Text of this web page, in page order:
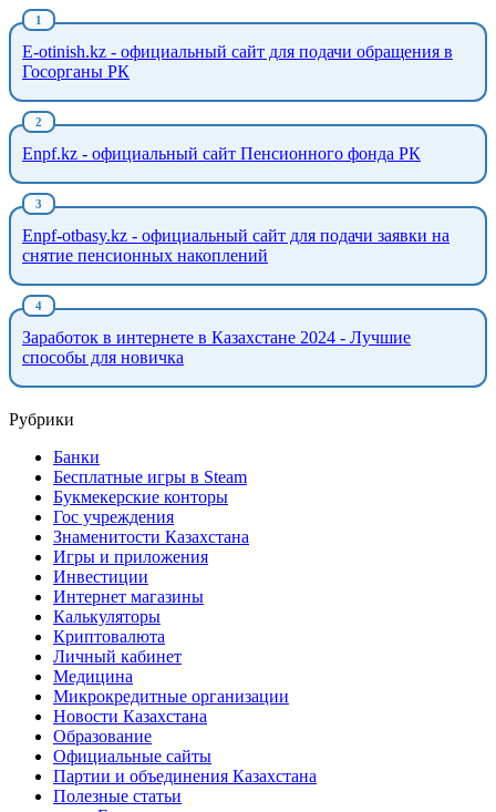
E-otinish.kz - официальный сайт для подачи обращения в
Госорганы РК
Enpf.kz - официальный сайт Пенсионного фонда РК
Enpf-otbasy.kz - официальный сайт для подачи заявки на
снятие пенсионных накоплений
Заработок в интернете в Казахстане 2024 - Лучшие
способы для новичка
Рубрики
Банки
Бесплатные игры в Steam
Букмекерские конторы
Гос учреждения
Знаменитости Казахстана
Игры и приложения
Инвестиции
Интернет магазины
Калькуляторы
Криптовалюта
Личный кабинет
Медицина
Микрокредитные организации
Новости Казахстана
Образование
Официальные сайты
Партии и объединения Казахстана
Полезные статьи